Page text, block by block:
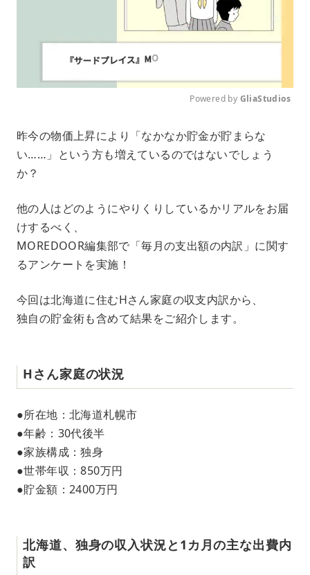
u
Powered by GliaStudios
昨今の物価上昇により「なかなか貯金が貯まらな
い……」という方も増えているのではないでしょう
か？
他の人はどのようにやりくりしているかリアルをお届
けするべく、
MOREDOOR編集部で「毎月の支出額の内訳」に関す
るアンケートを実施！
今回は北海道に住むHさん家庭の収支内訳から、
独自の貯金術も含めて結果をご紹介します。
Hさん家庭の状況
●所在地：北海道札幌市
●年齢：30代後半
●家族構成：独身
●世帯年収：850万円
●貯金額：2400万円
北海道、独身の収入状況と1カ月の主な出費内
訳